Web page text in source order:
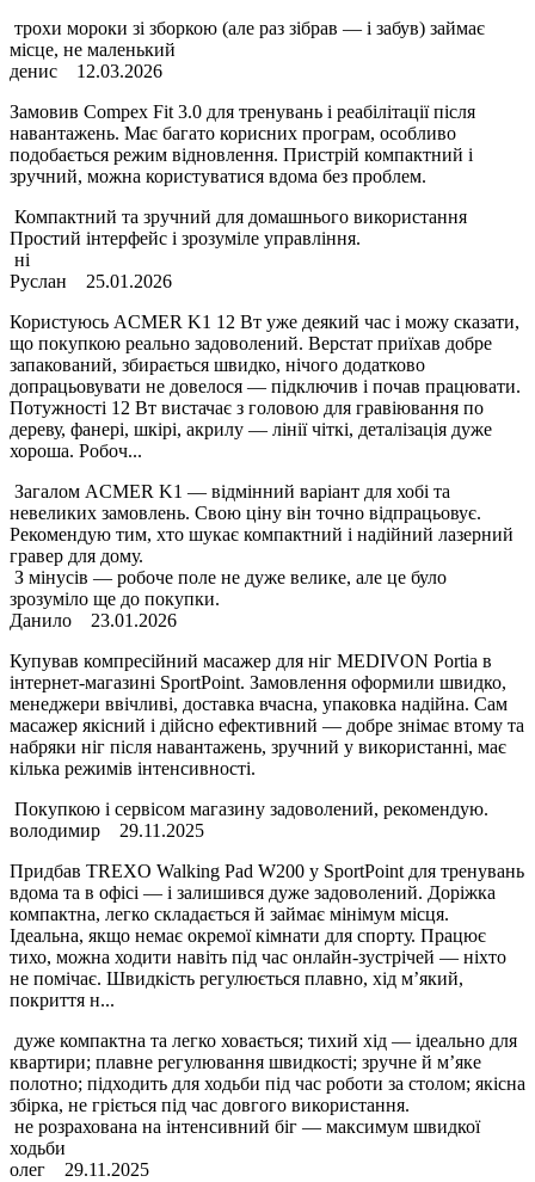
трохи мороки зі зборкою (але раз зібрав — і забув) займає
місце, не маленький
денис
12.03.2026
Замовив Compex Fit 3.0 для тренувань і реабілітації після
навантажень. Має багато корисних програм, особливо
подобається режим відновлення. Пристрій компактний і
зручний, можна користуватися вдома без проблем.
Компактний та зручний для домашнього використання
Простий інтерфейс і зрозуміле управління.
ні
Руслан
25.01.2026
Користуюсь ACMER K1 12 Вт уже деякий час і можу сказати,
що покупкою реально задоволений. Верстат приїхав добре
запакований, збирається швидко, нічого додатково
допрацьовувати не довелося — підключив і почав працювати.
Потужності 12 Вт вистачає з головою для гравіювання по
дереву, фанері, шкірі, акрилу — лінії чіткі, деталізація дуже
хороша. Робоч...
Загалом ACMER K1 — відмінний варіант для хобі та
невеликих замовлень. Свою ціну він точно відпрацьовує.
Рекомендую тим, хто шукає компактний і надійний лазерний
гравер для дому.
З мінусів — робоче поле не дуже велике, але це було
зрозуміло ще до покупки.
Данило
23.01.2026
Купував компресійний масажер для ніг MEDIVON Portia в
інтернет-магазині SportPoint. Замовлення оформили швидко,
менеджери ввічливі, доставка вчасна, упаковка надійна. Сам
масажер якісний і дійсно ефективний — добре знімає втому та
набряки ніг після навантажень, зручний у використанні, має
кілька режимів інтенсивності.
Покупкою і сервісом магазину задоволений, рекомендую.
володимир
29.11.2025
Придбав TREXO Walking Pad W200 у SportPoint для тренувань
вдома та в офісі — і залишився дуже задоволений. Доріжка
компактна, легко складається й займає мінімум місця.
Ідеальна, якщо немає окремої кімнати для спорту. Працює
тихо, можна ходити навіть під час онлайн-зустрічей — ніхто
не помічає. Швидкість регулюється плавно, хід м’який,
покриття н...
дуже компактна та легко ховається; тихий хід — ідеально для
квартири; плавне регулювання швидкості; зручне й м’яке
полотно; підходить для ходьби під час роботи за столом; якісна
збірка, не гріється під час довгого використання.
не розрахована на інтенсивний біг — максимум швидкої
ходьби
олег
29.11.2025